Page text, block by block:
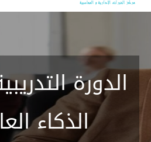
الدورة
الذكاء